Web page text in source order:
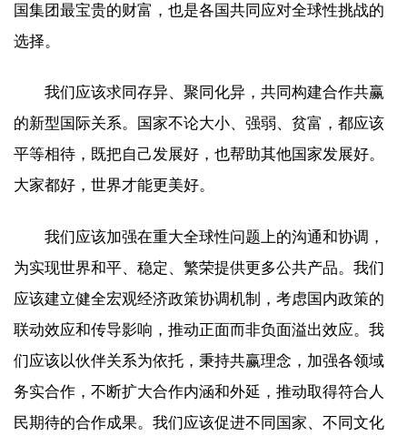
国集团最宝贵的财富，也是各国共同应对全球性挑战的
选择。
我们应该求同存异、聚同化异，共同构建合作共赢
的新型国际关系。国家不论大小、强弱、贫富，都应该
平等相待，既把自己发展好，也帮助其他国家发展好。
大家都好，世界才能更美好。
我们应该加强在重大全球性问题上的沟通和协调，
为实现世界和平、稳定、繁荣提供更多公共产品。我们
应该建立健全宏观经济政策协调机制，考虑国内政策的
联动效应和传导影响，推动正面而非负面溢出效应。我
们应该以伙伴关系为依托，秉持共赢理念，加强各领域
务实合作，不断扩大合作内涵和外延，推动取得符合人
民期待的合作成果。我们应该促进不同国家、不同文化